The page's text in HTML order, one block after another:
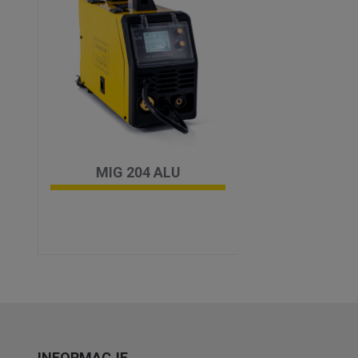
MIG 204 ALU